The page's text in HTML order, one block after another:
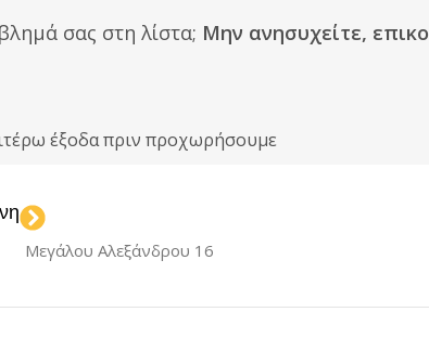
σας στη λίστα; Μην ανησυχείτε,
έξοδα πριν προχωρήσουμε
Μεγάλου Αλεξάνδρου 16